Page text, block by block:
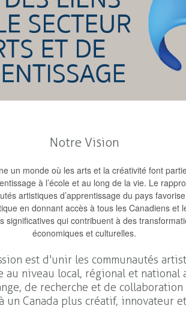
Notre Vision
un monde où les arts et la créativité font
à l’école et au long de la vie. Le
artistiques d’apprentissage du pays
en donnant accès à tous les Canadiens et
significatives qui contribuent à des
économiques et culturelles.
est d'unir les communautés
au niveau local, régional et national
de recherche et de
un Canada plus créatif, innovateur